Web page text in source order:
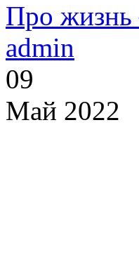
Про
admin
09
Май 2022